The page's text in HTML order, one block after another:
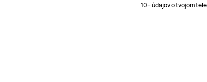
10+ údajov o tvojom tele